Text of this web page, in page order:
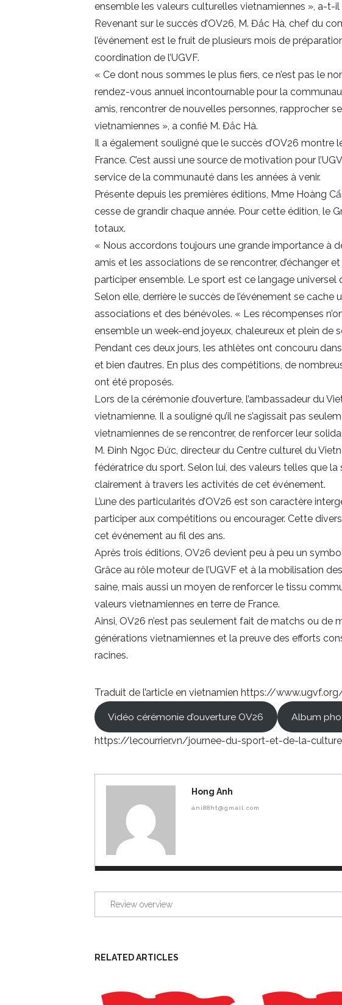
ensemble les valeurs culturelles vietnamiennes », a-t-il
Revenant sur le succès d’OV26, M. Đắc Hà, chef du
l’événement est le fruit de plusieurs mois de
coordination de l’UGVF.
« Ce dont nous sommes le plus fiers, ce n’est pas le
rendez-vous annuel incontournable pour la
amis, rencontrer de nouvelles personnes, rapprocher
vietnamiennes », a confié M. Đắc Hà.
Il a également souligné que le succès d’OV26
France. C’est aussi une source de motivation pour
service de la communauté dans les années à venir.
Présente depuis les premières éditions, Mme Hoàng
cesse de grandir chaque année. Pour cette édition, le
totaux.
« Nous accordons toujours une grande importance à
amis et les associations de se rencontrer, d’échanger
participer ensemble. Le sport est ce langage
Selon elle, derrière le succès de l’événement se
associations et des bénévoles. « Les récompenses
ensemble un week-end joyeux, chaleureux et plein de
Pendant ces deux jours, les athlètes ont concouru
et bien d’autres. En plus des compétitions, de
ont été proposés.
Lors de la cérémonie d’ouverture, l’ambassadeur du
vietnamienne. Il a souligné qu’il ne s’agissait pas
vietnamiennes de se rencontrer, de renforcer leur
M. Đinh Ngọc Đức, directeur du Centre culturel du
fédératrice du sport. Selon lui, des valeurs telles que
clairement à travers les activités de cet événement.
L’une des particularités d’OV26 est son caractère
participer aux compétitions ou encourager. Cette
cet événement au fil des ans.
Après trois éditions, OV26 devient peu à peu un
Grâce au rôle moteur de l’UGVF et à la mobilisation
saine, mais aussi un moyen de renforcer le tissu
valeurs vietnamiennes en terre de France.
Ainsi, OV26 n’est pas seulement fait de matchs ou de
générations vietnamiennes et la preuve des efforts
racines.
Traduit de l’article en vietnamien https://
Vidéo cérémonie d’ouverture OV26 Album
https://lecourrier.vn/journee-du-sport-et-de-la-
Hong Anh
ani88ht@gmail.com
Review overview
RELATED ARTICLES